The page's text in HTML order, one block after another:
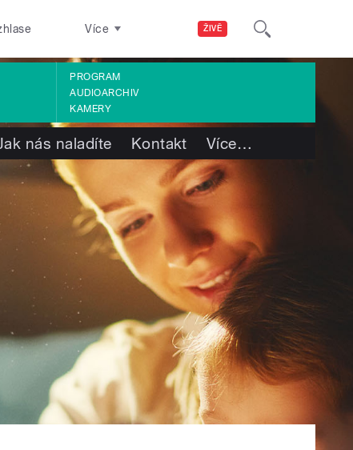
ŽIVĚ
Více
PROGRAM
AUDIOARCHIV
KAMERY
nás naladíte Kontakt Více…